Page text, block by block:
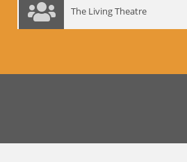
The Living Theatre